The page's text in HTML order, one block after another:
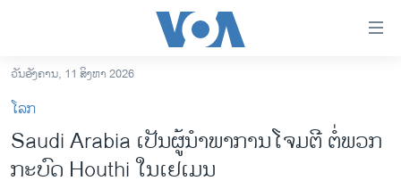
ເຂົ້າ
ຫາ
ຂ້າມ
ຂ້າມອາເມຣິກາ
ວັນອັງຄານ, 11 ສິງຫາ 2026
ໂລກ
Saudi Arabia ​ເປັນ​ຜູ້ນຳພາການໂຈມຕີ ຕໍ່ພວກ
ກະບົດ Houthi ໃນເຢເມນ